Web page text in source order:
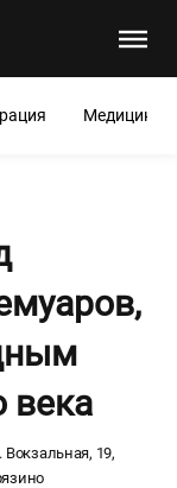
Медицина
века
19,